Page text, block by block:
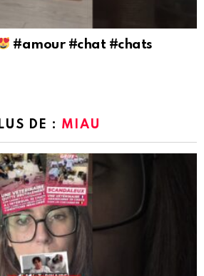
#amour #chat #chats
DE : MIAU